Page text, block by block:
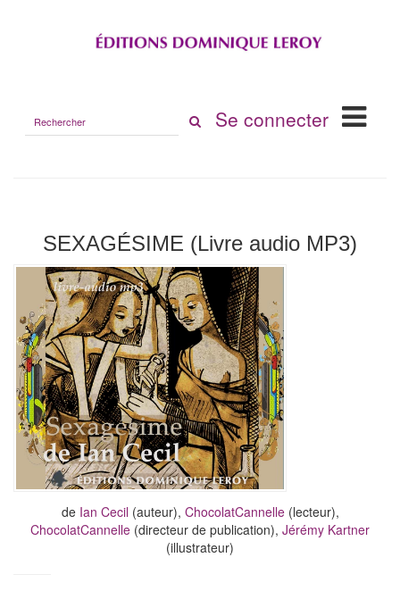
le
Se connecter
SEXAGÉSIME (Livre audio MP3)
de Ian Cecil(auteur), ChocolatCannelle(lecteur),
ChocolatCannelle (directeur de publication), Jérémy Kartner
(illustrateur)